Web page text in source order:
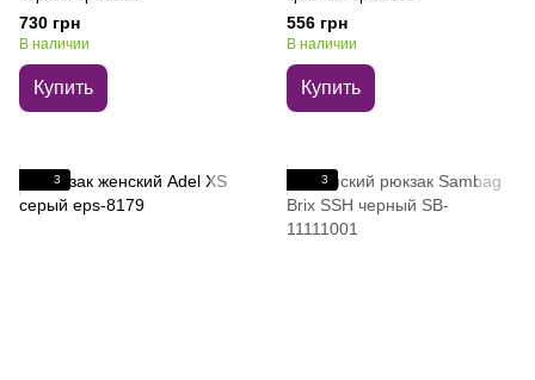
730 грн
В наличии
Купить
556 грн
В наличии
Купить
3 3